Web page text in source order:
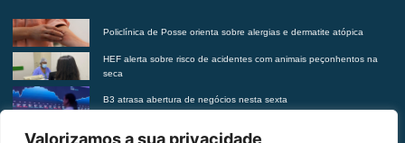
Valorizamos a sua privacidade
Policlínica de Posse orienta sobre alergias e dermatite atópica
HEF alerta sobre risco de acidentes com animais peçonhentos na
seca
B3 atrasa abertura de negócios nesta sexta